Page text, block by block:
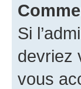
Si
devriez
vous